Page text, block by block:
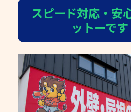
スピード対応・安
ットーです